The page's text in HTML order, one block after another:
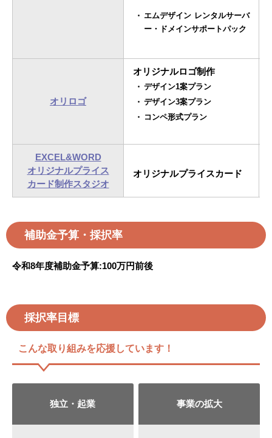
エムデザイン レンタルサーバ
ー・ドメインサポートパック
オリロゴ
オリジナルロゴ制作
デザイン1案プラン
デザイン3案プラン
コンペ形式プラン
EXCEL&WORD
オリジナルプライス
カード制作スタジオ
オリジナルプライスカード
補助金予算・採択率
令和8年度補助金予算:100万円前後
採択率目標
こんな取り組みを応援しています！
独立・起業 事業の拡大